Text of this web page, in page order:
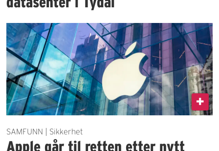
SAMFUNN | Sikkerhet
Apple går til retten etter nytt